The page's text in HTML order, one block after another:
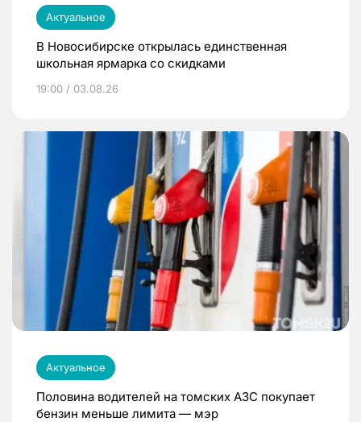
Актуальное
В Новосибирске открылась единственная
школьная ярмарка со скидками
19:00 / 03.08.26
Актуальное
Половина водителей на томских АЗС покупает
бензин меньше лимита — мэр